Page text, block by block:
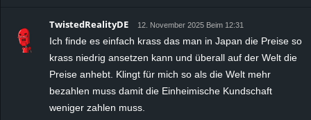
TwistedRealityDE 12. November 2025 Beim 12:31
Ich finde es einfach krass das man in Japan die Preise so
krass niedrig ansetzen kann und überall auf der Welt die
Preise anhebt. Klingt für mich so als die Welt mehr
bezahlen muss damit die Einheimische Kundschaft
weniger zahlen muss.